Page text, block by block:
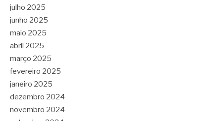
julho 2025
junho 2025
maio 2025
abril 2025
março 2025
fevereiro 2025
janeiro 2025
dezembro 2024
novembro 2024